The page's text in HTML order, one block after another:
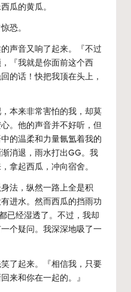
瓜的黄瓜。
恐。
声音又响了起来。『不过
『我就是你面前这个西
的话！快把我顶在头上，
本来非常害怕的我，却莫
。他的声音并不好听，但
的温柔和力量氤氲着我的
消退，雨水打出GG。我
拿起西瓜，冲向宿舍。
法，纵然一路上全是积
进水。然而西瓜的挡雨功
已经湿透了。不过，我却
个疑问。我深深地吸了一
了起来。『相信我，只要
来和你在一起的。』